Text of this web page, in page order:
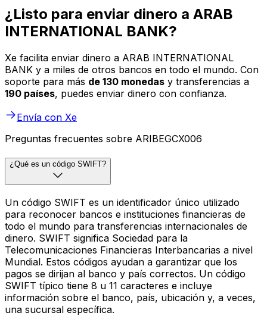
¿Listo para enviar dinero a ARAB
INTERNATIONAL BANK?
Xe facilita enviar dinero a ARAB INTERNATIONAL
BANK y a miles de otros bancos en todo el mundo. Con
soporte para más de 130 monedas y transferencias a
190 países, puedes enviar dinero con confianza.
Envía con Xe
Preguntas frecuentes sobre ARIBEGCX006
¿Qué es un código SWIFT?
Un código SWIFT es un identificador único utilizado
para reconocer bancos e instituciones financieras de
todo el mundo para transferencias internacionales de
dinero. SWIFT significa Sociedad para la
Telecomunicaciones Financieras Interbancarias a nivel
Mundial. Estos códigos ayudan a garantizar que los
pagos se dirijan al banco y país correctos. Un código
SWIFT típico tiene 8 u 11 caracteres e incluye
información sobre el banco, país, ubicación y, a veces,
una sucursal específica.